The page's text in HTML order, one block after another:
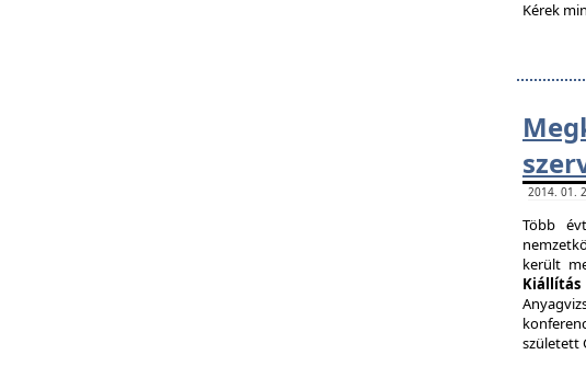
Kérek
2014. 01.
Több
került
Kiállítás
született